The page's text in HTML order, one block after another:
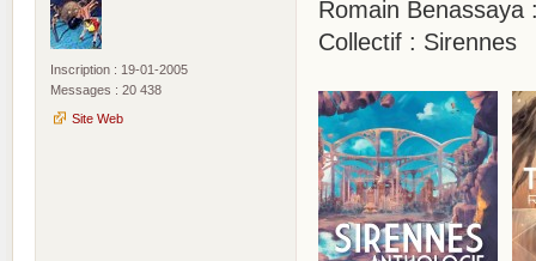
Inscription : 19-01-2005
Messages : 20 438
Site Web
Romain Benassaya
Collectif : Sirennes